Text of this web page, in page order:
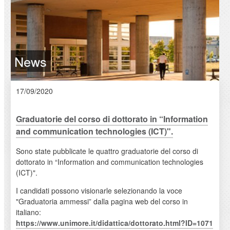
News
17/09/2020
Graduatorie del corso di dottorato in “Information
and communication technologies (ICT)".
Sono state pubblicate le quattro graduatorie del corso di
dottorato in “Information and communication technologies
(ICT)".
I candidati possono visionarle selezionando la voce
"Graduatoria ammessi” dalla pagina web del corso in
italiano:
https://www.unimore.it/didattica/dottorato.html?ID=1071